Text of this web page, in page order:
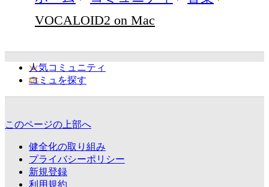
VOCALOID2 on Mac
人気コミュニティ
コミュを探す
このページの上部へ
健全化の取り組み
プライバシーポリシー
新規登録
利用規約